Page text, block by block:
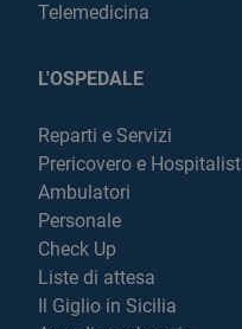
Telemedicina
L'OSPEDALE
Reparti e Servizi
Prericovero e Hospitalist
Ambulatori
Personale
Check Up
Liste di attesa
Il Giglio in Sicilia